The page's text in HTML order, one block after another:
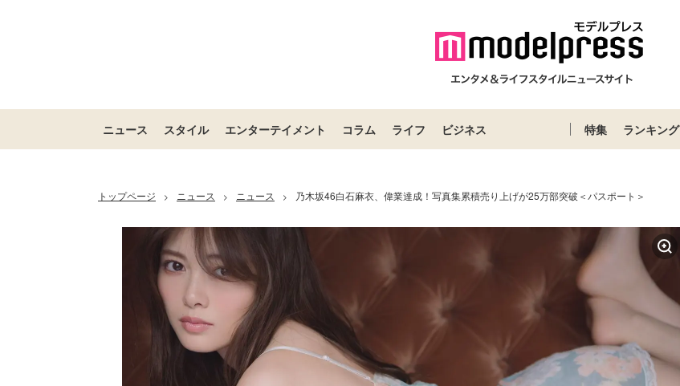
ニュース スタイル エンターテイメント コラム ライフ ビジネス 特集 ランキング
トップページ > ニュース > ニュース > 乃木坂46白石麻衣、偉業達成！写真集累積売り上げが25万部突破＜パスポート＞